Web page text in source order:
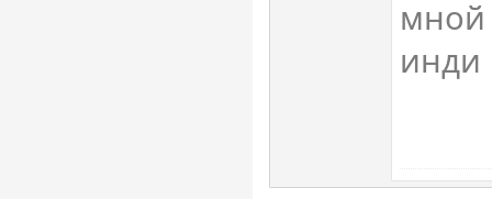
мной
инди